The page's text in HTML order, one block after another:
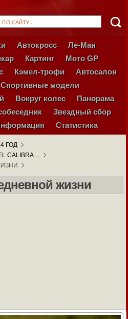
Автокросс
Ле-Ман
Картинг
Мото GP
Кэмел-трофи
Автосалон
Спортивные модели
Вокруг колес
Панорама
Звездный сбор
Статистика
ГОД
CALIBRA…
жизни